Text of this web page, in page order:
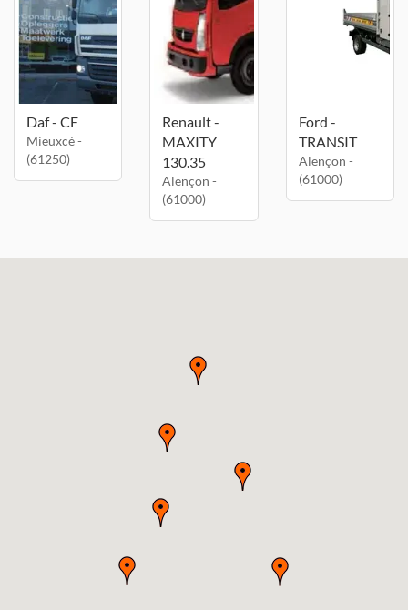
Daf - CF
Mieuxcé -
(61250)
Renault -
MAXITY
130.35
Alençon -
(61000)
Ford -
TRANSIT
Alençon -
(61000)